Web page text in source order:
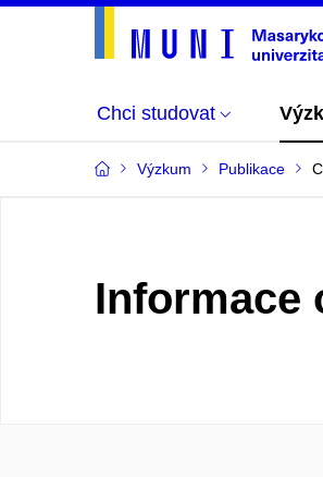
Chci studovat
Výzkum Publikace
Informace